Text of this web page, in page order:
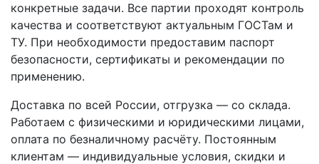
конкретные задачи. Все партии проходят контроль
качества и соответствуют актуальным ГОСТам и
ТУ. При необходимости предоставим паспорт
безопасности, сертификаты и рекомендации по
применению.
Доставка по всей России, отгрузка — со склада.
Работаем с физическими и юридическими лицами,
оплата по безналичному расчёту. Постоянным
клиентам — индивидуальные условия, скидки и